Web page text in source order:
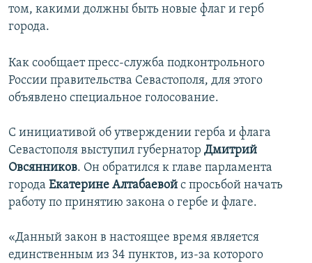
том, какими должны быть новые флаг и герб
города.
Как сообщает пресс-служба подконтрольного
России правительства Севастополя, для этого
объявлено специальное голосование.
С инициативой об утверждении герба и флага
Севастополя выступил губернатор Дмитрий
Овсянников. Он обратился к главе парламента
города Екатерине Алтабаевой с просьбой начать
работу по принятию закона о гербе и флаге.
«Данный закон в настоящее время является
единственным из 34 пунктов, из-за которого